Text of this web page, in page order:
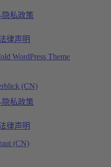
(CN)
隐私政策
律声明
WordPress Theme
隐私政策
律声明
(CN)